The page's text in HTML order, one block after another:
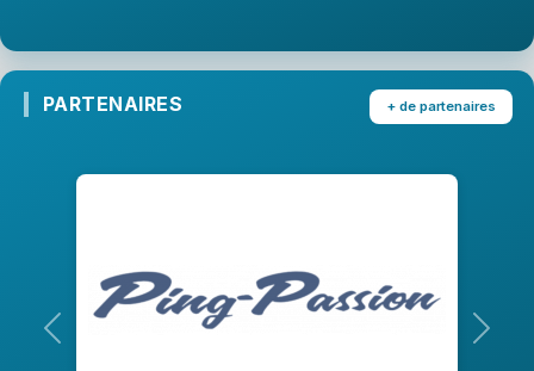
PARTENAIRES
Précedent
+ de partenaires